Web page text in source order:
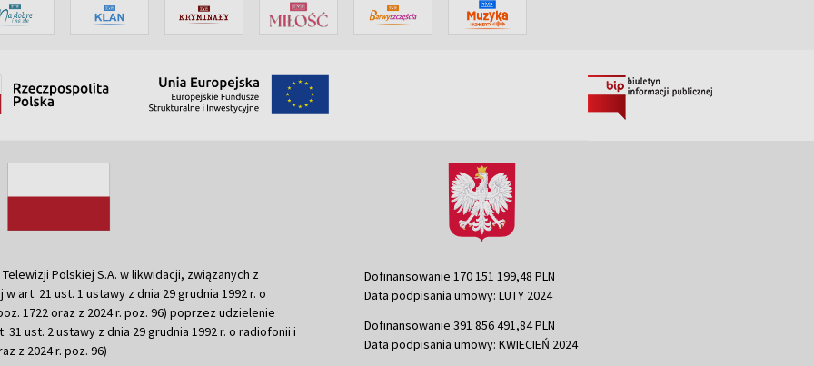
Polskiej S.A. w likwidacji, związanych z
art. 21 ust. 1 ustawy z dnia 29 grudnia 1992 r. o
1722 oraz z 2024 r. poz. 96) poprzez udzielenie
ust. 2 ustawy z dnia 29 grudnia 1992 r. o radiofonii i
z 2024 r. poz. 96)
Dofinansowanie 170 151 199,48 PLN
Data podpisania umowy: LUTY 2024
Dofinansowanie 391 856 491,84 PLN
Data podpisania umowy: KWIECIEŃ 2024